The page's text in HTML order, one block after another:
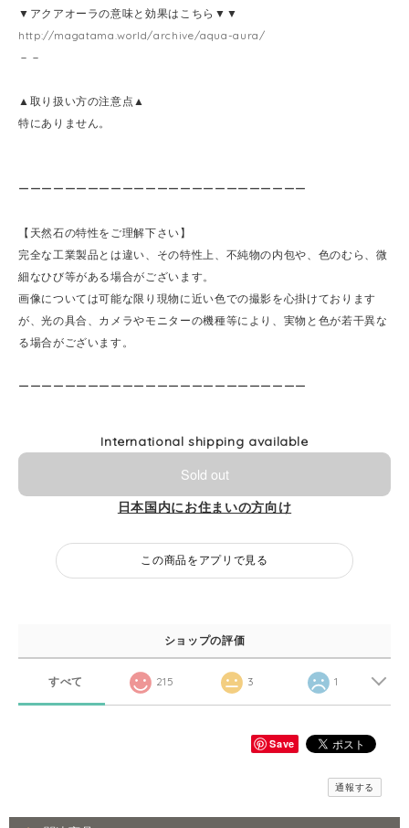
▼アクアオーラの意味と効果はこちら▼▼
http://magatama.world/archive/aqua-aura/
－－
▲取り扱い方の注意点▲
特にありません。
ーーーーーーーーーーーーーーーーーーーーーーーーー
【天然石の特性をご理解下さい】
完全な工業製品とは違い、その特性上、不純物の内包や、色のむら、微
細なひび等がある場合がございます。
画像については可能な限り現物に近い色での撮影を心掛けております
が、光の具合、カメラやモニターの機種等により、実物と色が若干異な
る場合がございます。
ーーーーーーーーーーーーーーーーーーーーーーーーー
International shipping available
Sold out
日本国内にお住まいの方向け
この商品をアプリで見る
ショップの評価
すべて 215 3 1
Save
通報する